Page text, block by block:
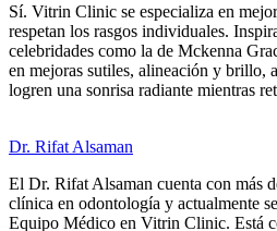
Sí. Vitrin Clinic se especializa en
respetan los rasgos individuales.
celebridades como la de Mckenna
en mejoras sutiles, alineación y brillo,
logren una sonrisa radiante mientras
Dr. Rifat Alsaman
El Dr. Rifat Alsaman cuenta con más
clínica en odontología y actualmente
Equipo Médico en Vitrin Clinic. Está